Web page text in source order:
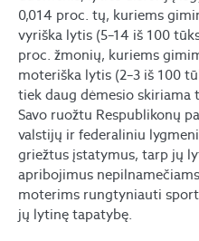
0,014 proc. tų, kuriems
vyriška lytis (5–14 iš 100
proc. žmonių, kuriems
moteriška lytis (2–3 iš 100
tiek daug dėmesio skiriama
Savo ruožtu Respublikonų
valstijų ir federaliniu
griežtus įstatymus, tarp jų
apribojimus
moterims rungtyniauti
jų lytinę tapatybę.